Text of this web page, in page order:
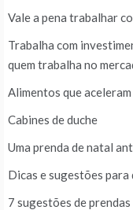
Vale a pena trabalhar
Trabalha com
quem trabalha no
Alimentos que
Cabines de duche
Uma prenda de natal
Dicas e sugestões para
7 sugestões de